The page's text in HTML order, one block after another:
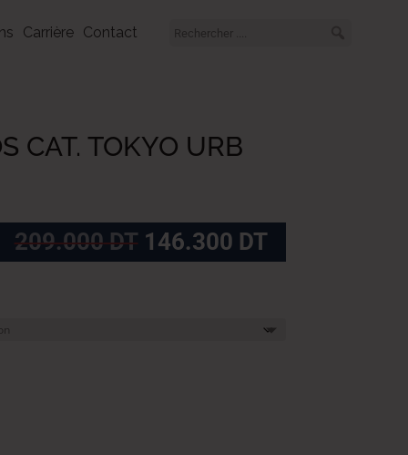
Carrière Contact
CAT. TOKYO URB
209.000DT Le
prix
146.300 DTLe
prix
146.300